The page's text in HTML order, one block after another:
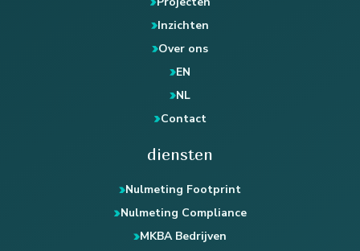
Inzichten
Over ons
EN
NL
Contact
diensten
Nulmeting Footprint
Nulmeting Compliance
MKBA Bedrijven